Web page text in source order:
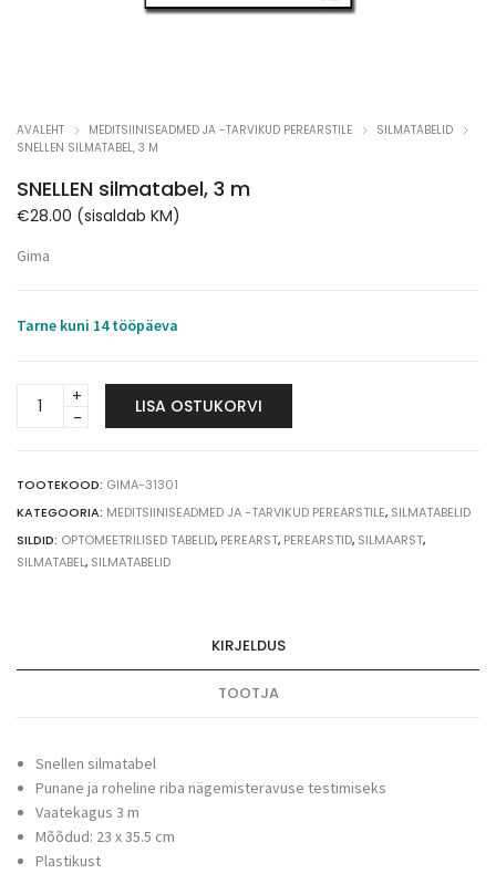
AVALEHT MEDITSIINISEADMED JA -TARVIKUD PEREARSTILE
SILMATABELID
SNELLEN SILMATABEL, 3 M
SNELLEN silmatabel, 3 m
€28.00 (sisaldab KM)
Gima
Tarne kuni 14 tööpäeva
SNELLEN
silmatabel,
quantity
LISA OSTUKORVI
TOOTEKOOD: GIMA-31301
KATEGOORIA: MEDITSIINISEADMED JA -TARVIKUD PEREARSTILE, SILMATABELID
SILDID: OPTOMEETRILISED TABELID, PEREARST, PEREARSTID, SILMAARST,
SILMATABEL, SILMATABELID
KIRJELDUS
TOOTJA
Snellen silmatabel
Punane ja roheline riba nägemisteravuse testimiseks
Vaatekagus 3 m
Mõõdud: 23 x 35.5 cm
Plastikust